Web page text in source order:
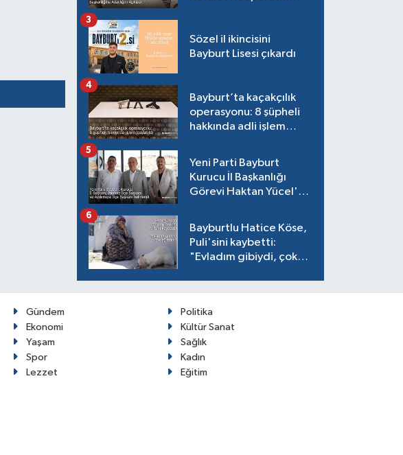
Sözel il ikincisini
Bayburt Lisesi çıkardı
3
Bayburt’ta kaçakçılık
operasyonu: 8 şüpheli
hakkında adli işlem
4
Yeni Parti Bayburt
Kurucu İl Başkanlığı
Görevi Haktan Yücel'e
5
Bayburtlu Hatice Köse,
Puli'sini kaybetti:
"Evladım gibiydi, çok
6
Gündem
Politika
Ekonomi
Kültür Sanat
Yaşam
Sağlık
Spor
Kadın
Lezzet
Eğitim